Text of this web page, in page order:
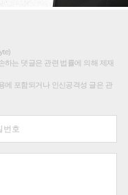
하는 댓글은 관련 법률에 의해 제재
에 포함되거나 인신공격성 글은 관